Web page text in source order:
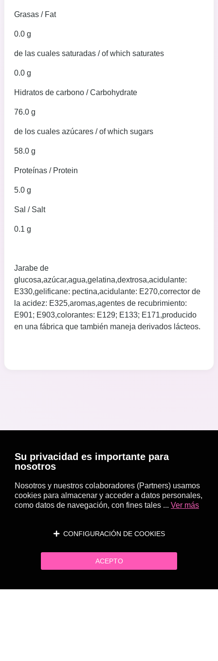
Grasas / Fat
0.0 g
de las cuales saturadas / of which saturates
0.0 g
Hidratos de carbono / Carbohydrate
76.0 g
de los cuales azúcares / of which sugars
58.0 g
Proteínas / Protein
5.0 g
Sal / Salt
0.1 g
Jarabe de
glucosa,azúcar,agua,gelatina,dextrosa,acidulante:
E330,gelificane: pectina,acidulante: E270,corrector de
la acidez: E325,aromas,agentes de recubrimiento:
E901; E903,colorantes: E129; E133; E171,producido
en una fábrica que también maneja derivados lácteos.
Su privacidad es importante para
nosotros
Nosotros y nuestros colaboradores (Partners) usamos
cookies para almacenar y acceder a datos personales,
como datos de navegación, con fines tales ... Ver más
CONFIGURACIÓN DE COOKIES
ACEPTO